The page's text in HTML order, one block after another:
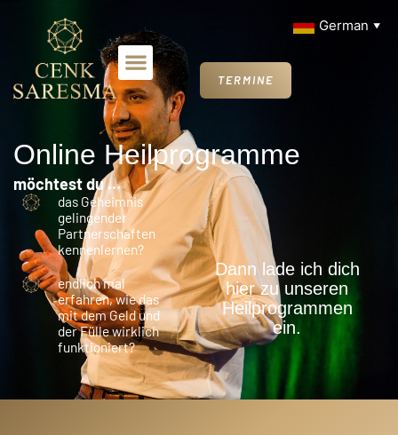
TERMINE
Online Heilprogramme
möchtest du …
das Geheimnis
gelingender
Partnerschaften
kennenlernen?
endlich mal
erfahren, wie das
mit dem Geld und
der Fülle wirklich
funktioniert?
Dann lade ich dich
hier zu unseren
Heilprogrammen
ein.
German ▼